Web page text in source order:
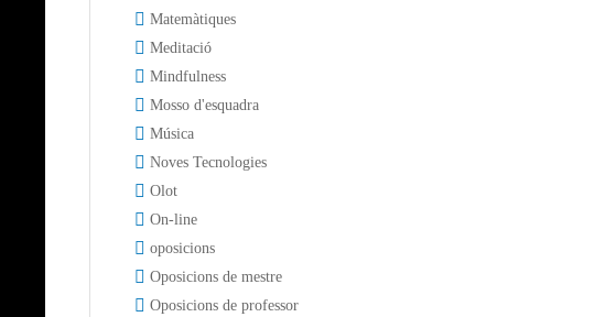
Matemàtiques
Meditació
Mindfulness
Mosso d'esquadra
Música
Noves Tecnologies
Olot
On-line
oposicions
Oposicions de mestre
Oposicions de professor